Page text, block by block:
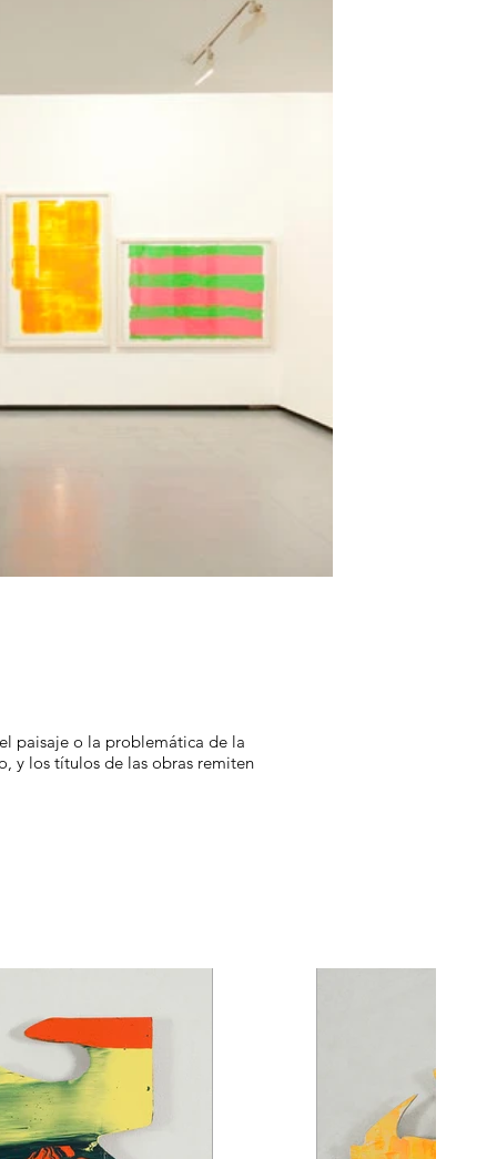
paisaje o la problemática de la
y los títulos de las obras remiten